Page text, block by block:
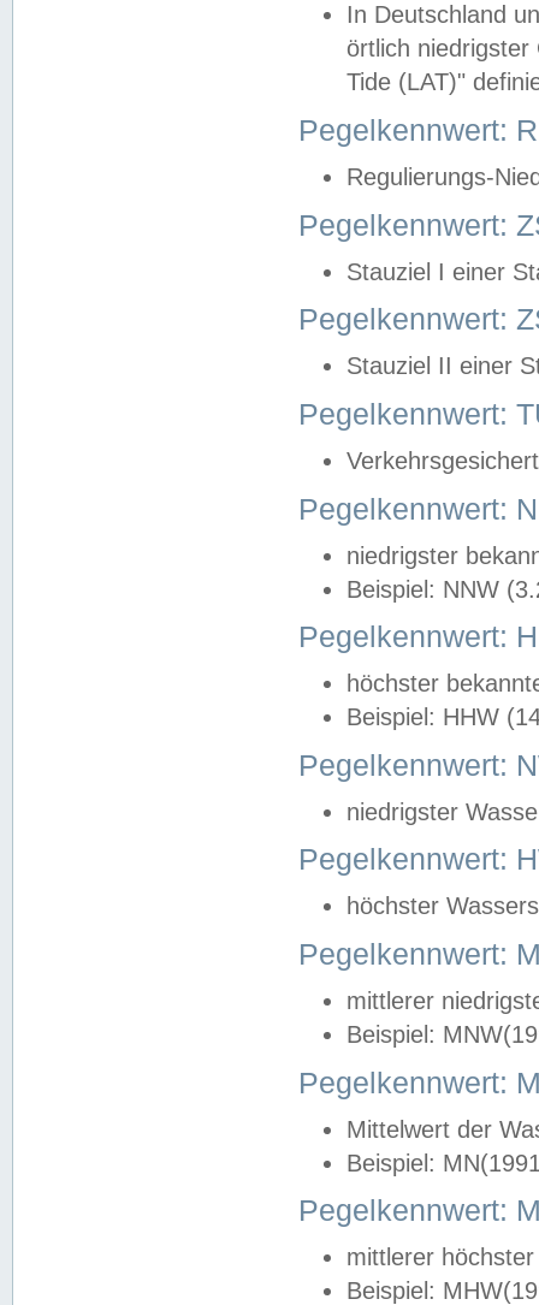
In Deutschland
örtlich
Tide (LAT)"
Pegelkennwert:
Regulierungs-
Pegelkennwert:
Stauziel I einer
Pegelkennwert:
Stauziel II einer
Pegelkennwert:
Pegelkennwert:
niedrigster
Beispiel: NNW
Pegelkennwert:
höchster
Beispiel: HHW
Pegelkennwert:
niedrigster
Pegelkennwert:
höchster
Pegelkennwert:
mittlerer
Beispiel:
Pegelkennwert:
Mittelwert der
Beispiel:
Pegelkennwert:
mittlerer
Beispiel: